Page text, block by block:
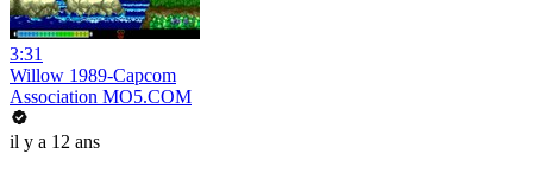
3:31
Willow 1989-Capcom
Association MO5.COM
il y a 12 ans